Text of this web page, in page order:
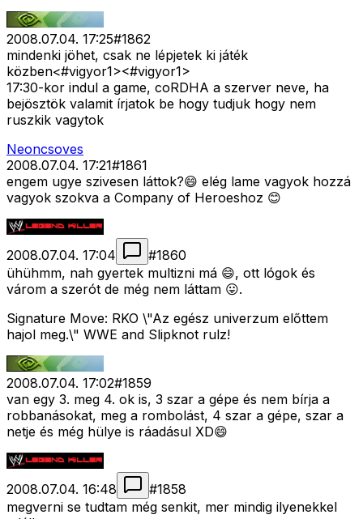
2008.07.04. 17:25#1862
mindenki jöhet, csak ne lépjetek ki játék
közben<#vigyor1><#vigyor1>
17:30-kor indul a game, coRDHA a szerver neve, ha
bejösztök valamit írjatok be hogy tudjuk hogy nem
ruszkik vagytok
Neoncsoves
2008.07.04. 17:21#1861
engem ugye szivesen láttok?😄 elég lame vagyok hozzá
vagyok szokva a Company of Heroeshoz 😊
2008.07.04. 17:04 #1860
ühühmm, nah gyertek multizni má 😄, ott lógok és
várom a szerót de még nem láttam 😛.
Signature Move: RKO \"Az egész univerzum előttem
hajol meg.\" WWE and Slipknot rulz!
2008.07.04. 17:02#1859
van egy 3. meg 4. ok is, 3 szar a gépe és nem bírja a
robbanásokat, meg a rombolást, 4 szar a gépe, szar a
netje és még hülye is ráadásul XD😄
2008.07.04. 16:48 #1858
megverni se tudtam még senkit, mer mindig ilyenekkel